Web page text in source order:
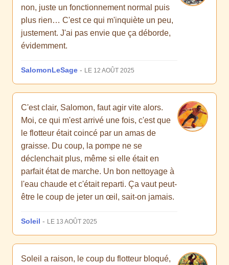
non, juste un fonctionnement normal puis
plus rien… C'est ce qui m'inquiète un peu,
justement. J'ai pas envie que ça déborde,
évidemment.
SalomonLeSage - LE 12 AOÛT 2025
C'est clair, Salomon, faut agir vite alors.
Moi, ce qui m'est arrivé une fois, c'est que
le flotteur était coincé par un amas de
graisse. Du coup, la pompe ne se
déclenchait plus, même si elle était en
parfait état de marche. Un bon nettoyage à
l'eau chaude et c'était reparti. Ça vaut peut-
être le coup de jeter un œil, sait-on jamais.
Soleil - LE 13 AOÛT 2025
Soleil a raison, le coup du flotteur bloqué,